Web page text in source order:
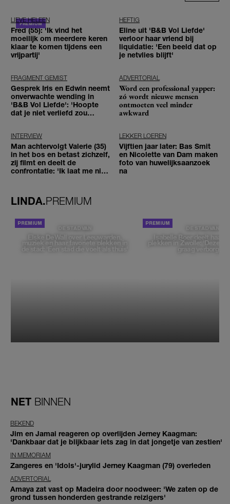
LIEVE HELEEN
Fred (55): 'Ik vind het
moeilijk om meerdere keren
klaar te komen tijdens een
vrijpartij'
HEFTIG
Eline uit 'B&B Vol Liefde'
verloor haar vriend bij
liquidatie: 'Een beeld dat op
je netvlies blijft'
FRAGMENT GEMIST
Gesprek Iris en Edwin neemt
onverwachte wending in
'B&B Vol Liefde': 'Hoopte
dat je niet verliefd zou
ADVERTORIAL
Word een professional yapper:
zó wordt nieuwe mensen
ontmoeten veel minder
awkward
INTERVIEW
Man achtervolgt Valerie (35)
in het bos en betast zichzelf,
zij filmt en deelt de
confrontatie: 'Ik laat me niet
LEKKER LOEREN
Vijftien jaar later: Bas Smit
en Nicolette van Dam maken
foto van huwelijksaanzoek
na
LINDA.PREMIUM
DE STAD VAN
Elske DeWall over Leeuwarden,
muziek en haar favoriete plekken in
de stad: 'Een stad die voelt als thuis'
DE STAD VAN
Isabelle Boer deelt haar
plekken in Zwolle: 'Deze
graag verborgen'
NET BINNEN
BEKEND
Jim en Jamai reageren op overlijden Jerney Kaagman:
'Dankbaar dat je blijkbaar iets zag in dat jongetje van zestien'
IN MEMORIAM
Zangeres en 'Idols'-jurylid Jerney Kaagman (79) overleden
ADVERTORIAL
Amaya zat vast op Madeira door noodweer: 'We zaten op de
grond tussen honderden gestrande reizigers'